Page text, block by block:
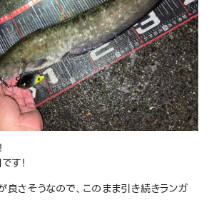
す！
良さそうなので、このまま引き続きランガ